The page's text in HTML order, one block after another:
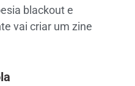
blackout e
vai criar um zine